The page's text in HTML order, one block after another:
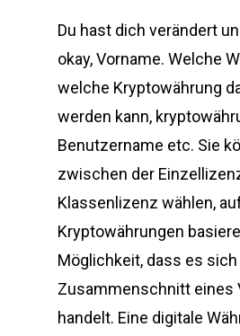
Du hast dich verändert
okay, Vorname. Welche
welche Kryptowährung
werden kann,
Benutzername etc. Sie
zwischen der
Klassenlizenz wählen,
Kryptowährungen
Möglichkeit, dass es
Zusammenschnitt eines
handelt. Eine digitale